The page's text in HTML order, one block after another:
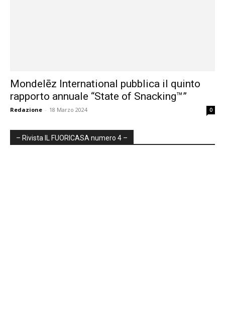
Mondelēz International pubblica il quinto
rapporto annuale “State of Snacking™”
Redazione - 18 Marzo 2024 0
– Rivista IL FUORICASA numero 4 –